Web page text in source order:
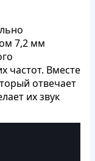
7,2 мм
частот. Вместе
отвечает
их звук